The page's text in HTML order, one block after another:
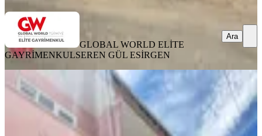
GLOBAL WORLD ELİTE
GAYRİMENKULSEREN GÜL ESİRGEN
Ara
Tekirdağ Çorlu Yenice Mahallesi
Kiralık Eşyalı Müstakil Villa
Tekirdağ, Çorlu